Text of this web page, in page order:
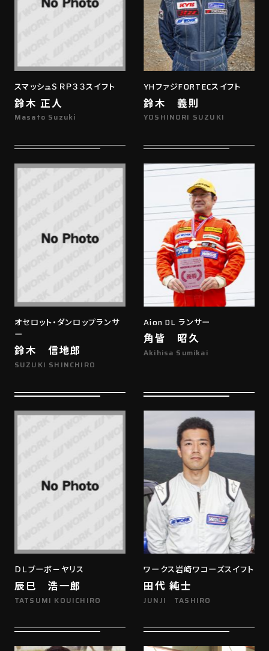
スマッシュＳＲＰ３３スイフト
鈴木 正人
Masato Suzuki
YHファジFORTECスイフト
鈴木 義則
YOSHINORI SUZUKI
オセロット・ダンロップランサ
ー
鈴木 信地郎
SUZUKI SHINCHIRO
Aion DL ランサー
角皆 昭久
Akihisa Sumikai
ＤＬブーボ－ヤリス
辰巳 浩一郎
TATSUMI KOUICHIRO
ワークス岩崎ワコーズスイフト
田代 純士
JUNJI TASHIRO